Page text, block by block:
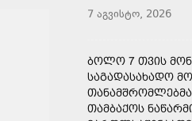
7 აგვისტო, 2026
ᲑᲝᲚᲝ 7 ᲗᲕᲘᲡ
ᲡᲐᲒᲐᲓᲐᲡᲐᲮᲐᲓᲝ
ᲗᲐᲛᲑᲐᲥᲝᲡ